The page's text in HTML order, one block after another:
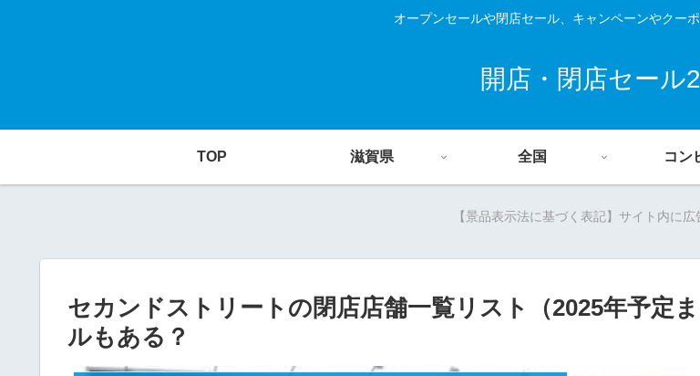
オープンセールや閉店セール、キャンペーンやクー
開店・閉店セール
TOP 滋賀県 全国 コン
【景品表示法に基づく表記】サイト内に
セカンドストリートの閉店店舗一覧リスト（2025年予定
ルもある？